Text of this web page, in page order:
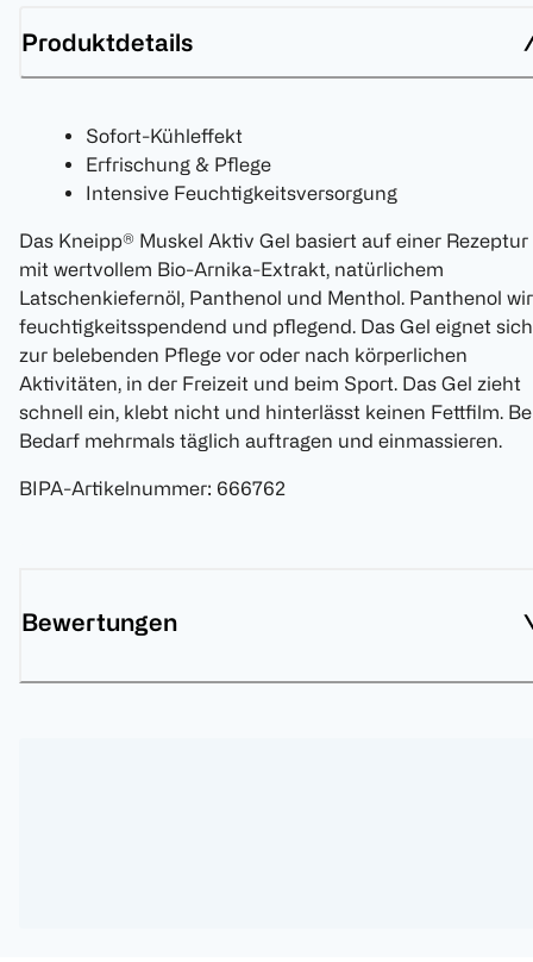
Produktdetails
Sofort-Kühleffekt
Erfrischung & Pflege
Intensive Feuchtigkeitsversorgung
Das Kneipp® Muskel Aktiv Gel basiert auf einer Rezeptur
mit wertvollem Bio-Arnika-Extrakt, natürlichem
Latschenkiefernöl, Panthenol und Menthol. Panthenol
feuchtigkeitsspendend und pflegend. Das Gel eignet sich
zur belebenden Pflege vor oder nach körperlichen
Aktivitäten, in der Freizeit und beim Sport. Das Gel zieht
schnell ein, klebt nicht und hinterlässt keinen Fettfilm.
Bedarf mehrmals täglich auftragen und einmassieren.
BIPA-Artikelnummer: 666762
Bewertungen